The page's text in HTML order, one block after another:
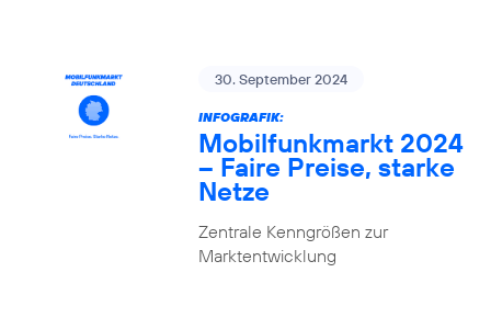
30. September 2024
INFOGRAFIK:
Mobilfunkmarkt 2024
– Faire Preise, starke
Netze
Zentrale Kenngrößen zur
Marktentwicklung